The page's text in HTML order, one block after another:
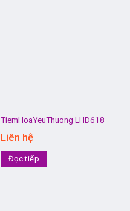
TiemHoaYeuThuong LHD618
Liên hệ
Đọc tiếp